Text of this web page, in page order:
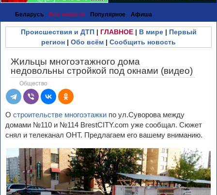
Беларусь Все новости Популярное Афиша
Происшествия и ДТП| ГЛАВНОЕ| В мире| Первый
регион | Обо всём | Сообщить новость
Жильцы многоэтажного дома
недовольны стройкой под окнами (видео)
Общество
О строительстве многоэтажки по ул.Суворова между
домами №110 и №114 BrestCITY.com уже сообщал. Сюжет
снял и телеканал ОНТ. Предлагаем его вашему вниманию.